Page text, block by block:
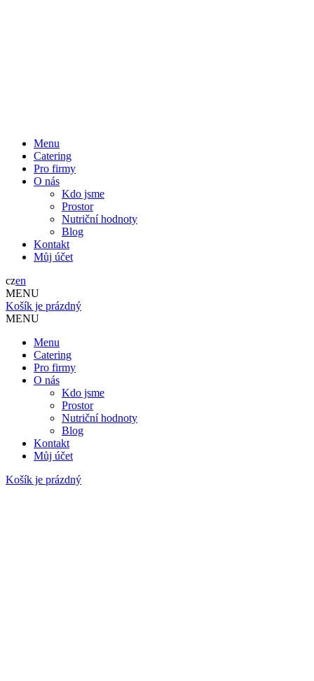
Menu
Catering
Pro firmy
O nás
Kdo jsme
Prostor
Nutriční hodnoty
Blog
Kontakt
Můj účet
czen
MENU
Košík je prázdný
MENU
Menu
Catering
Pro firmy
O nás
Kdo jsme
Prostor
Nutriční hodnoty
Blog
Kontakt
Můj účet
Košík je prázdný